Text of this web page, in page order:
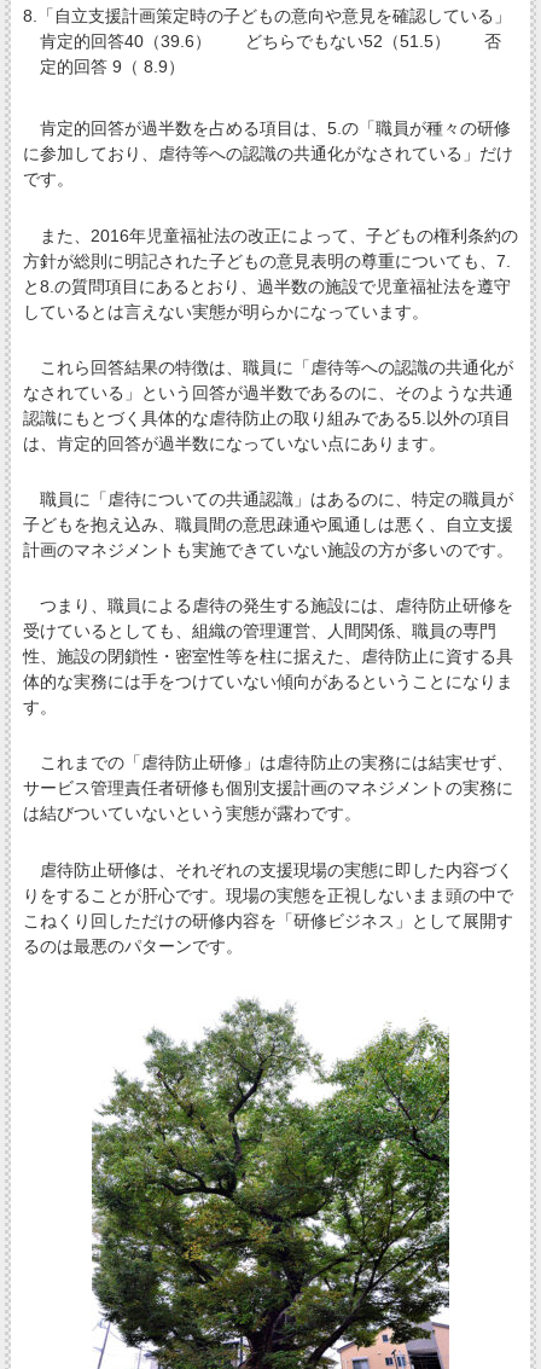
8.「自立支援計画策定時の子どもの意向や意見を確認している」
肯定的回答40（39.6） どちらでもない52（51.5） 否
定的回答 9（ 8.9）
肯定的回答が過半数を占める項目は、5.の「職員が種々の研修
に参加しており、虐待等への認識の共通化がなされている」だけ
です。
また、2016年児童福祉法の改正によって、子どもの権利条約の
方針が総則に明記された子どもの意見表明の尊重についても、7.
と8.の質問項目にあるとおり、過半数の施設で児童福祉法を遵守
しているとは言えない実態が明らかになっています。
これら回答結果の特徴は、職員に「虐待等への認識の共通化が
なされている」という回答が過半数であるのに、そのような共通
認識にもとづく具体的な虐待防止の取り組みである5.以外の項目
は、肯定的回答が過半数になっていない点にあります。
職員に「虐待についての共通認識」はあるのに、特定の職員が
子どもを抱え込み、職員間の意思疎通や風通しは悪く、自立支援
計画のマネジメントも実施できていない施設の方が多いのです。
つまり、職員による虐待の発生する施設には、虐待防止研修を
受けているとしても、組織の管理運営、人間関係、職員の専門
性、施設の閉鎖性・密室性等を柱に据えた、虐待防止に資する具
体的な実務には手をつけていない傾向があるということになりま
す。
これまでの「虐待防止研修」は虐待防止の実務には結実せず、
サービス管理責任者研修も個別支援計画のマネジメントの実務に
は結びついていないという実態が露わです。
虐待防止研修は、それぞれの支援現場の実態に即した内容づく
りをすることが肝心です。現場の実態を正視しないまま頭の中で
こねくり回しただけの研修内容を「研修ビジネス」として展開す
るのは最悪のパターンです。